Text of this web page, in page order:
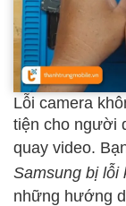
Lỗi camera
tiện cho người
quay video.
Samsung bị lỗi
những hướng